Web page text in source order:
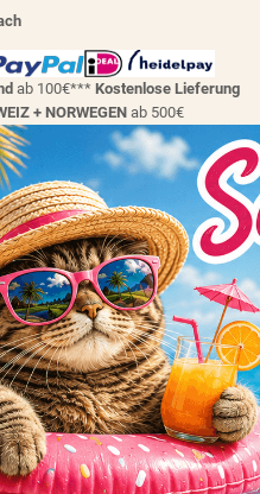
ab 100€*** Kostenlose Lieferung
+ NORWEGEN ab 500€